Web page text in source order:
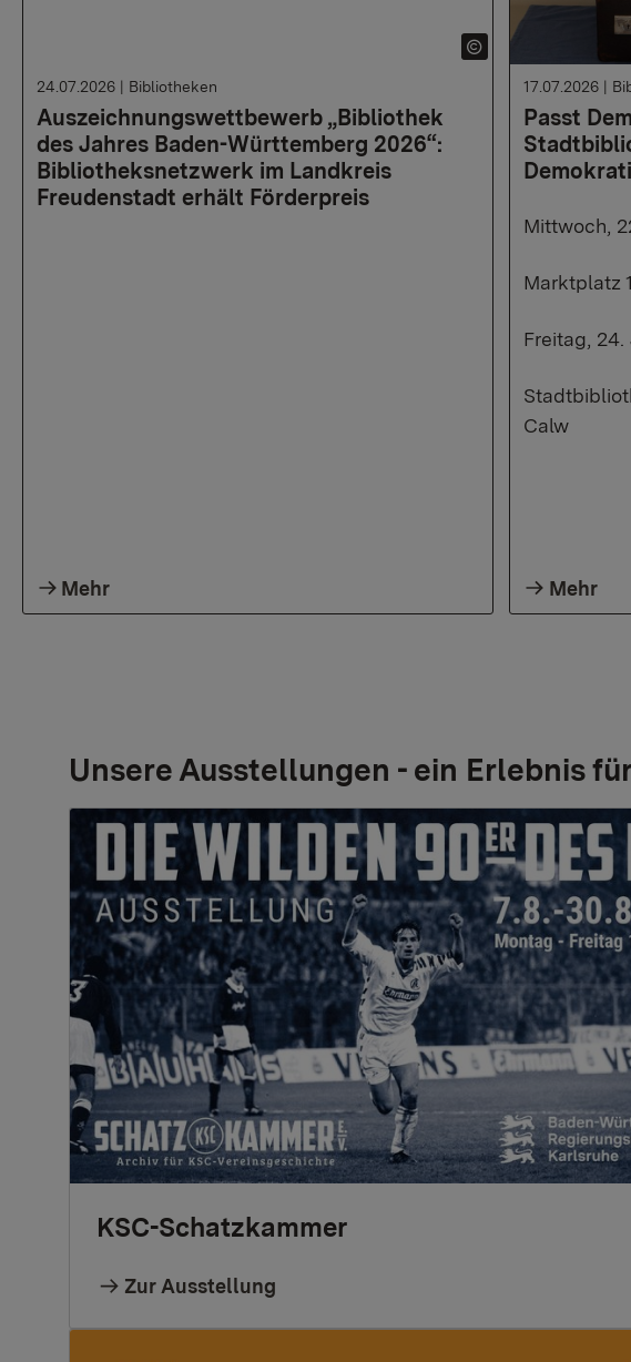
Auszeichnungswettbewerb „Bibliothek
des Jahres Baden-Württemberg 2026“:
Bibliotheksnetzwerk im Landkreis
Freudenstadt erhält Förderpreis
24.07.2026 | Bibliotheken
Mehr
Passt
17.07.2026 |
Mittwoch,
Marktplatz
Freitag, 24.
Calw
Mehr
Unsere Ausstellungen - ein Erlebnis
KSC-Schatzkammer
Zur Ausstellung